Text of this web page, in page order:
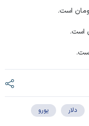
دلار یورو